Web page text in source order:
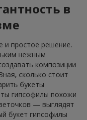
в
и простое решение.
нежным
композиции
сколько стоит
букеты
гипсофилы похожи
— выглядят
букет гипсофилы